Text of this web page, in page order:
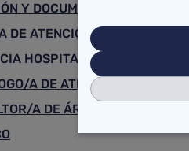
Y DOCUMENTACIÓN CLÍNICA
DE ATENCIÓN PRIMARIA
HOSPITALARIA
A DE ATENCIÓN PRIMARIA
A DE ÁREA Y EN EAP